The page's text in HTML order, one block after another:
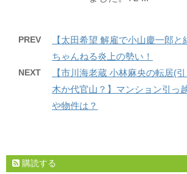
PREV
【太田希望 解雇で小山慶一郎
ちゃんねる炎上の勢い！
NEXT
【市川海老蔵 小林麻央の転居(
木か代官山？】マンション引っ
や物件は？
購読する